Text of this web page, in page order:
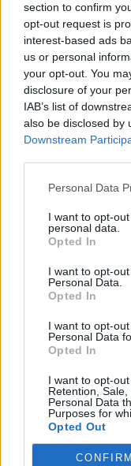
section to confirm
opt-out request is
interest-based ads
us or personal
your opt-out. You
disclosure of your
IAB’s list of
also be disclosed by
Downstream
Personal Data
I want to opt-
personal data.
Opted In
I want to opt-
Personal Data.
Opted In
I want to opt-
Personal Data
Opted In
I want to opt-
Retention,
Personal Data
Purposes for
Opted Out
CONFIRM
insegna ad
altro sport”.
Tutte le
Studio Filippo
Lode